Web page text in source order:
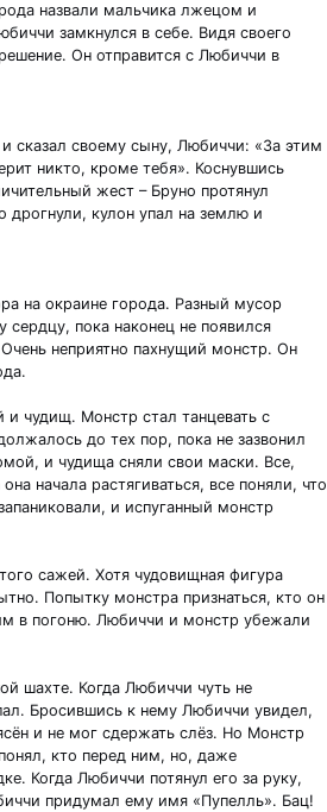
назвали мальчика лжецом и
замкнулся в себе. Видя своего
Он отправится с Любиччи в
сказал своему сыну, Любиччи: «За этим
никто, кроме тебя». Коснувшись
жест – Бруно протянул
дрогнули, кулон упал на землю и
на окраине города. Разный мусор
пока наконец не появился
неприятно пахнущий монстр. Он
чудищ. Монстр стал танцевать с
до тех пор, пока не зазвонил
и чудища сняли свои маски. Все,
начала растягиваться, все поняли, что
и испуганный монстр
сажей. Хотя чудовищная фигура
Попытку монстра признаться, кто он
в погоню. Любиччи и монстр убежали
шахте. Когда Любиччи чуть не
Бросившись к нему Любиччи увидел,
и не мог сдержать слёз. Но Монстр
кто перед ним, но, даже
Когда Любиччи потянул его за руку,
придумал ему имя «Пупелль». Бац!